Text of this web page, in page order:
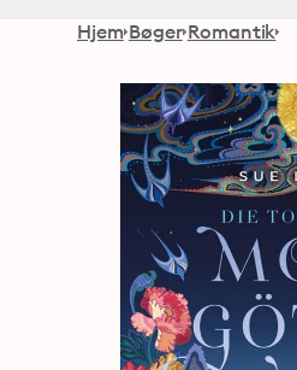
Hjem Bøger Romantik